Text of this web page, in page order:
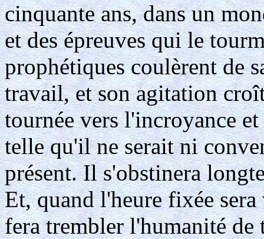
cinquante ans, dans un
et des épreuves qui le
prophétiques coulèrent de
travail, et son agitation
tournée vers l'incroyance
telle qu'il ne serait ni
présent. Il s'obstinera
Et, quand l'heure fixée
fera trembler l'humanité de